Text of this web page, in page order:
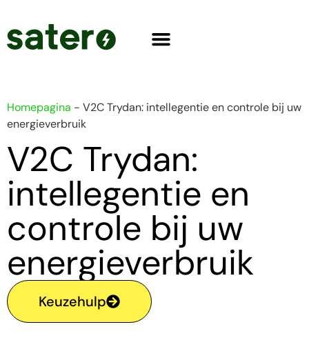
Homepagina - V2C Trydan: intellegentie en controle bij uw
energieverbruik
V2C Trydan:
intellegentie en
controle bij uw
energieverbruik
Keuzehulp